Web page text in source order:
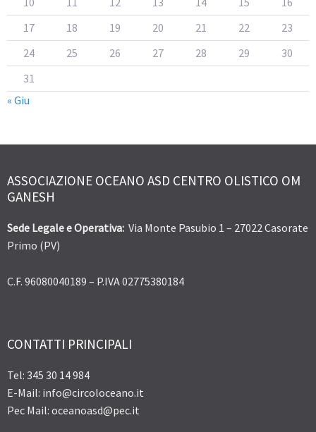
17
18 19 20 21 22
23
24
25 26 27 28 29
30
31
« Giu
ASSOCIAZIONE OCEANO ASD CENTRO OLISTICO OM
GANESH
Sede Legale e Operativa: Via Monte Pasubio 1 – 27022 Casorate
Primo (PV)
C.F. 96080040189 – P.IVA 02775380184
CONTATTI PRINCIPALI
Tel: 345 30 14 984
E-Mail: info@circoloceano.it
Pec Mail: oceanoasd@pec.it